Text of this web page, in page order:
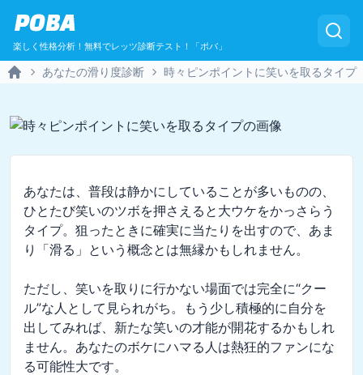
POBA
楽しく性格分析！無料でレッツ診断テスト！「ポバ」
あなたの滑り度診断 時々ピンポイントに笑いを取るタイプ
あなたは、普段は静かにしていることが多いものの、
ひとたび笑いのツボを押さえると大ウケをかっさらう
タイプ。狙ったときに確実に当たりを出すので、あま
り「滑る」という概念とは無縁かもしれません。
ただし、笑いを取りに行かない場面では完全に“クー
ル”な人として見られがち。もう少し積極的に自分を
出してみれば、新たな笑いの才能が開花するかもしれ
ません。あなたのボケにハマる人は熱狂的ファンにな
る可能性大です。